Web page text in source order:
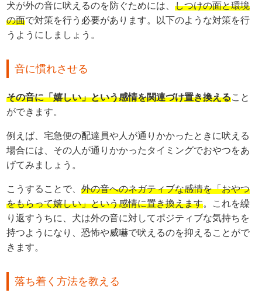
犬が外の音に吠えるのを防ぐためには、しつけの面と環境
の面で対策を行う必要があります。以下のような対策を行
うようにしましょう。
音に慣れさせる
その音に「嬉しい」という感情を関連づけ置き換えること
ができます。
例えば、宅急便の配達員や人が通りかかったときに吠える
場合には、その人が通りかかったタイミングでおやつをあ
げてみましょう。
こうすることで、外の音へのネガティブな感情を「おやつ
をもらって嬉しい」という感情に置き換えます。これを繰
り返すうちに、犬は外の音に対してポジティブな気持ちを
持つようになり、恐怖や威嚇で吠えるのを抑えることがで
きます。
落ち着く方法を教える